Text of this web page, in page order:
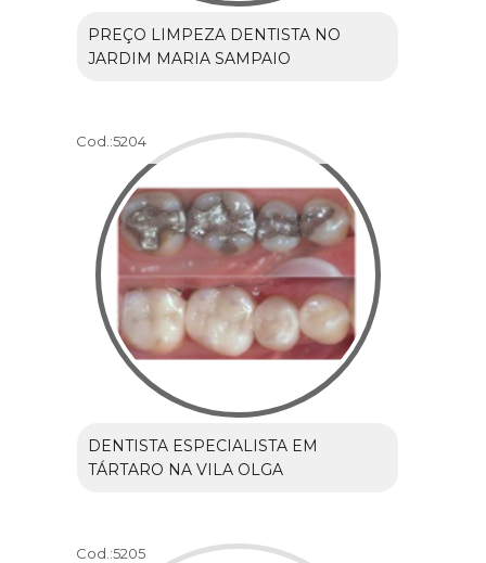
PREÇO LIMPEZA DENTISTA NO
JARDIM MARIA SAMPAIO
Cod.:5204
DENTISTA ESPECIALISTA EM
TÁRTARO NA VILA OLGA
Cod.:5205